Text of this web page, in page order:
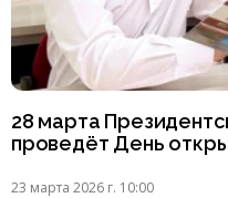
28 марта
проведёт День
23 марта 2026 г. 10:00